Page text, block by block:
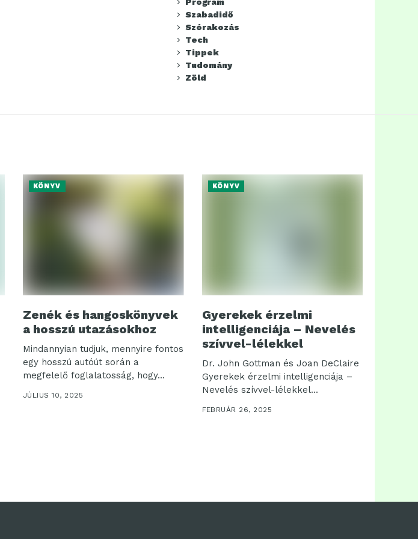
Szabadidő
Szórakozás
Tech
Tippek
Tudomány
Zöld
KÖNYV
Zenék és hangoskönyvek
a hosszú utazásokhoz
Mindannyian tudjuk, mennyire fontos
egy hosszú autóút során a
megfelelő foglalatosság, hogy...
JÚLIUS 10, 2025
KÖNYV
Gyerekek érzelmi
intelligenciája – Nevelés
szívvel-lélekkel
Dr. John Gottman és Joan DeClaire
Gyerekek érzelmi intelligenciája –
Nevelés szívvel-lélekkel...
FEBRUÁR 26, 2025